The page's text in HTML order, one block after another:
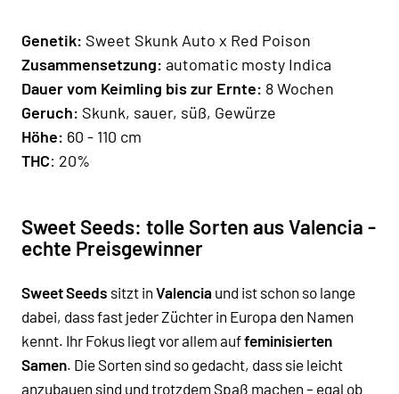
Genetik: Sweet Skunk Auto x Red Poison
Zusammensetzung: automatic mosty Indica
Dauer vom Keimling bis zur Ernte: 8 Wochen
Geruch: Skunk, sauer, süß, Gewürze
Höhe: 60 - 110 cm
THC: 20%
Sweet Seeds: tolle Sorten aus Valencia -
echte Preisgewinner
Sweet Seeds sitzt in Valencia und ist schon so lange
dabei, dass fast jeder Züchter in Europa den Namen
kennt. Ihr Fokus liegt vor allem auffeminisierten
Samen. Die Sorten sind so gedacht, dass sie leicht
anzubauen sind und trotzdem Spaß machen – egal ob